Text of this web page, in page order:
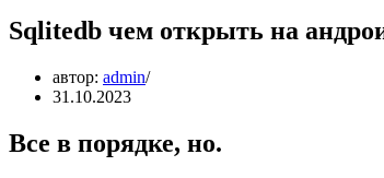
Sqlitedb чем открыть на
автор: admin
31.10.2023
Все в порядке, но.